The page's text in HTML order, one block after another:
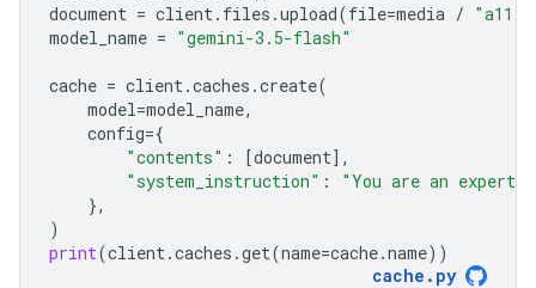
document = client. files .upload(file=media /
model_name = "gemini-3.5-flash"
cache = client.caches .create(
model=model_name,
config={
"contents" : [document],
"system_instruction" :
"You are an expert
},
)
print(client.caches .get(name=cache.name))
cache . py